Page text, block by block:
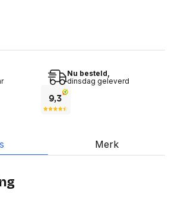
Nu besteld,
dinsdag geleverd
Merk